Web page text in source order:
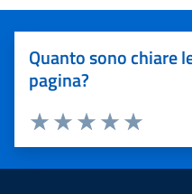
Quanto sono chiare
pagina?
Valuta 5
Valuta 4 stelle
Valuta 3 stelle su 5
Valuta 2 stelle su 5
Valuta 1 stelle su 5